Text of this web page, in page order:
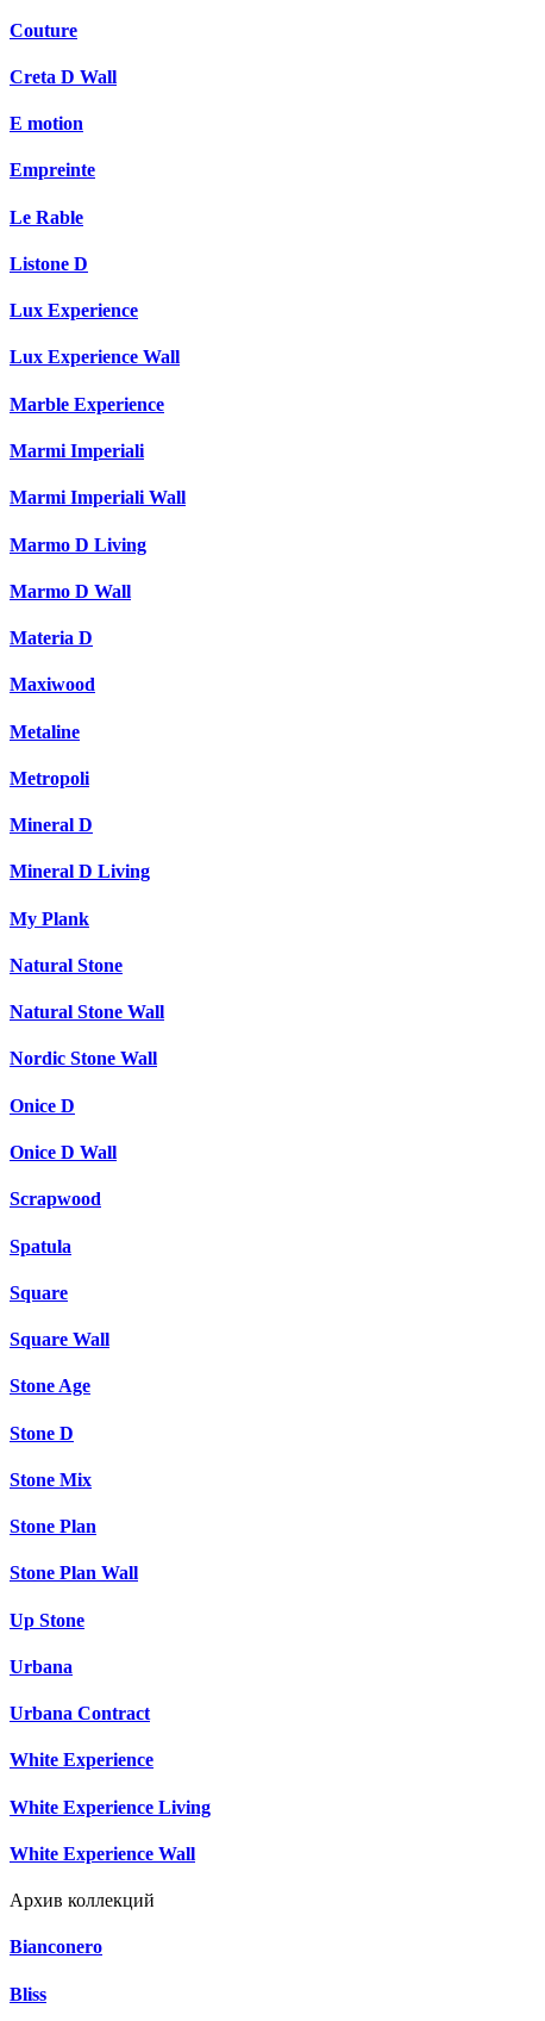
Couture
Creta D Wall
E motion
Empreinte
Le Rable
Listone D
Lux Experience
Lux Experience Wall
Marble Experience
Marmi Imperiali
Marmi Imperiali Wall
Marmo D Living
Marmo D Wall
Materia D
Maxiwood
Metaline
Metropoli
Mineral D
Mineral D Living
My Plank
Natural Stone
Natural Stone Wall
Nordic Stone Wall
Onice D
Onice D Wall
Scrapwood
Spatula
Square
Square Wall
Stone Age
Stone D
Stone Mix
Stone Plan
Stone Plan Wall
Up Stone
Urbana
Urbana Contract
White Experience
White Experience Living
White Experience Wall
Архив коллекций
Bianconero
Bliss